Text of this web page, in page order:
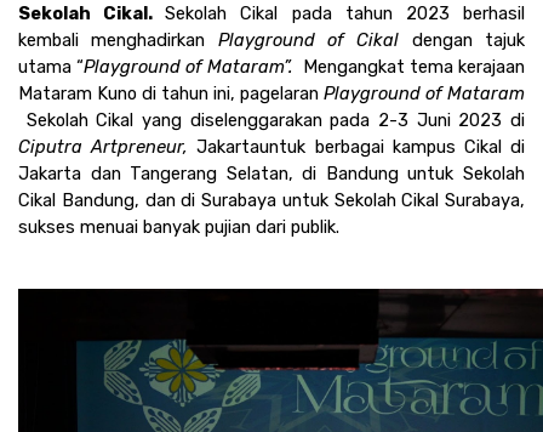
Sekolah Cikal. Sekolah Cikal pada tahun 2023 berhasil
kembali menghadirkan Playground of Cikal dengan tajuk
utama “Playground of Mataram”. Mengangkat tema kerajaan
Mataram Kuno di tahun ini, pagelaran
Ciputra Artpreneur, Jakartauntuk berbagai kampus Cikal di
Jakarta dan Tangerang Selatan, di Bandung untuk Sekolah
Cikal Bandung, dan di Surabaya untuk Sekolah Cikal Surabaya,
sukses menuai banyak pujian dari publik.